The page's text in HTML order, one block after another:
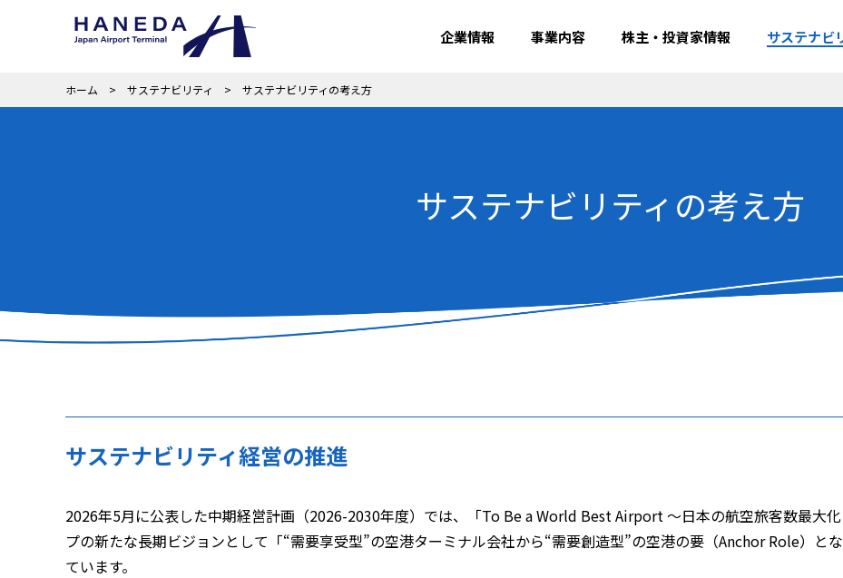
企業情報
企業情報 ごあいさつ 会社概要
針・サステナビ
事業内容
事業内容 事業の全体像 事業別 空港別
株主・投資家情報
株主・投資家情報 経営方針 財務・業績 IRライブラリー
サステナビ
サステナビリティ サステナビリティの考え方 サステナビリティ基本方針 社会（Social）
画・ESGインデ
採用情報 日本空港ビルデング株式会社の採用情報 日本空港ビルグループ採用情報
ホーム
サステナビリティ サステナビリティの考え方
サステナビリティの考え方
サステナビリティ経営の推進
2026年5月に公表した中期経営計画（2026-2030年度）では、「To Be a World Best Airport ～日本の航空旅客数最大
プの新たな長期ビジョンとして「“需要享受型”の空港ターミナル会社から“需要創造型”の空港の要（Anchor Role）と
ています。